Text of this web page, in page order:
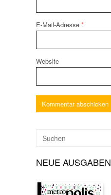
E-Mail-Adresse *
Website
NEUE AUSGABEN